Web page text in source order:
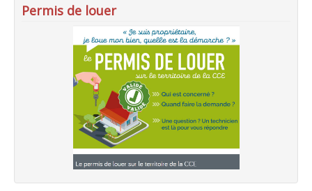
Permis de louer